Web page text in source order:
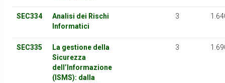
SEC334
Analisi dei Rischi
Informatici
3
SEC335
La gestione della
Sicurezza
dell’Informazione
(ISMS): dalla
3